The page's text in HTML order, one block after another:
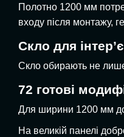
Полотно 1200 мм
входу після монтажу,
Скло для
Скло обирають не лише
72 готові
Для ширини 1200 мм
На великій панелі